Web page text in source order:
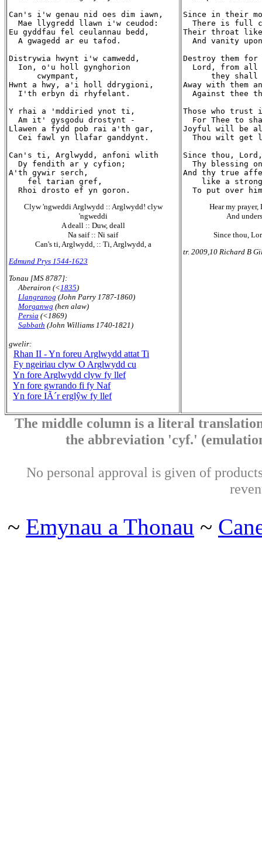
Can's i'w genau nid oes dim iawn,
  Mae llygredd llawn i'w ceudod:
Eu gyddfau fel ceulannau bedd,
  A gwagedd ar eu tafod.
Distrywia hwynt i'w camwedd,
  Ion, o'u holl gynghorion
      cwympant,
Hwnt a hwy, a'i holl ddrygioni,
  I'th erbyn di rhyfelant.
Y rhai a 'mddiried ynot ti,
  Am it' gysgodu drostynt -
Llawen a fydd pob rai a'th gar,
  Cei fawl yn llafar ganddynt.
Can's ti, Arglwydd, anfoni wlith
  Dy fendith ar y cyfion;
A'th gywir serch,
    fel tarian gref,
Clyw 'ngweddi Arglwydd :: Arglwydd! clyw
'ngweddi
A deall :: Duw, deall
Na saif :: Ni saif
Can's ti, Arglwydd, :: Ti, Arglwydd, a
Edmund Prys 1544-1623
Tonau [MS 8787]:
Aberairon (<1835)
Llangranog (John Parry 1787-1860)
Morganwg (hen alaw)
Persia (<1869)
Sabbath (John Williams 1740-1821)
gwelir:
Rhan II - Yn foreu Arglwydd attat Ti
Fy ngeiriau clyw O Arglwydd cu
Yn fore Arglwydd clyw fy llef
Yn fore gwrando fi fy Naf
Yn fore IÃ´r erglŷw fy llef
Since in their
There is full
Their throat
And vanity
Destroy them
Lord, from all
they shall
Away with
Against thee
Those who trust
For Thee to
Joyful will be
Thou wilt get
Since thou,
Thy blessing
And thy true
like a
Hear my
And
Since thou,
tr. 2009,10 Richard B
The middle column is a literal
the abbreviation 'cyf.'
No personal approval is given of
~ Emynau a Thonau ~